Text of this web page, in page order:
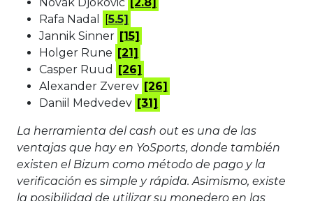
Rafa Nadal
[5.5]
Jannik Sinner [15]
Holger Rune [21]
Casper Ruud [26]
Alexander Zverev [26]
Daniil Medvedev [31]
La herramienta del cash out es una de las
ventajas que hay en YoSports, donde también
existen el Bizum como método de pago y la
verificación es simple y rápida. Asimismo, existe
la posibilidad de utilizar su monedero en las